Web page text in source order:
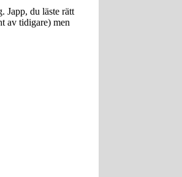
Japp, du läste rätt
av tidigare) men